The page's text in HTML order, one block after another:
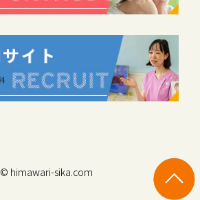
© himawari-sika.com